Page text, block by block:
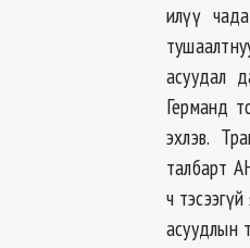
илүү
асуудал
Германд
эхлэв.
талбарт
ч
асуудлын